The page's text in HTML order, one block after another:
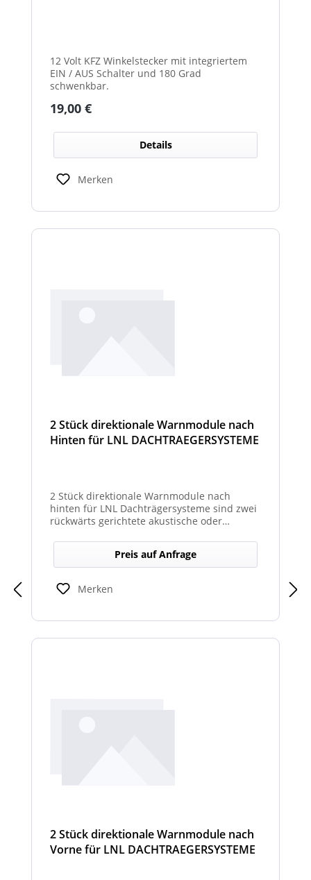
12 Volt KFZ Winkelstecker mit integriertem
EIN / AUS Schalter und 180 Grad
schwenkbar.
Regulärer Preis:
19,00 €
Details
Merken
2 Stück direktionale Warnmodule nach
Hinten für LNL DACHTRAEGERSYSTEME
2 Stück direktionale Warnmodule nach
hinten für LNL Dachträgersysteme sind zwei
rückwärts gerichtete akustische oder
Dachträger, die in Richtung Heck gezielte
Warnsignale abgeben. Sie verbessern die
Sicht- und Hörbarkeit von Warnhinweisen
für den rückwärtigen Bereich und erhöhen
so die Sicherheit bei Rangier- oder
Preis auf Anfrage
Merken
2 Stück direktionale Warnmodule nach
Vorne für LNL DACHTRAEGERSYSTEME